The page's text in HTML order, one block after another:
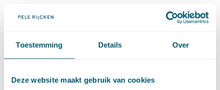
Toestemming Details Over
Deze website maakt gebruik van cookies
september (4)
juli (4)
april (11)